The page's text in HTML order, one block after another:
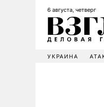
6 августа, четверг
УКРАИНА